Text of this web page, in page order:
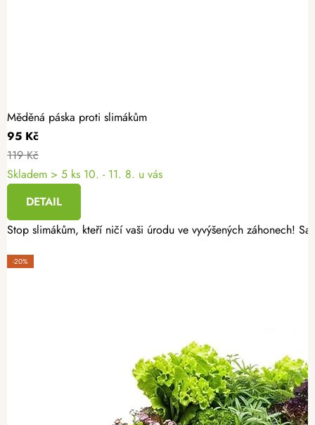
Měděná páska proti slimákům
95 Kč
119 Kč
Skladem > 5 ks 10. - 11. 8. u vás
DETAIL
Stop slimákům, kteří ničí vaši úrodu ve vyvýšených záhonech!
-20%